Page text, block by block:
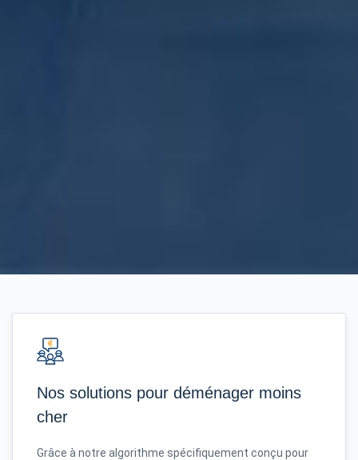
Nos solutions pour déménager moins
cher
Grâce à notre algorithme spécifiquement conçu pour